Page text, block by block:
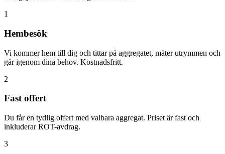
1
Hembesök
Vi kommer hem till dig och tittar på aggregatet, mäter utrymmen och
går igenom dina behov. Kostnadsfritt.
2
Fast offert
Du får en tydlig offert med valbara aggregat. Priset är fast och
inkluderar ROT-avdrag.
3